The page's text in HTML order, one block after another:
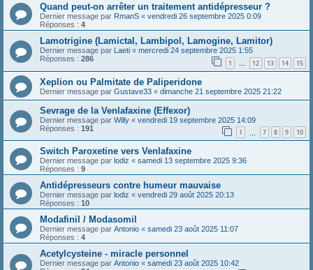
Quand peut-on arrêter un traitement antidépresseur ?
Dernier message par RmanS « vendredi 26 septembre 2025 0:09
Réponses : 4
Lamotrigine (Lamictal, Lambipol, Lamogine, Lamitor)
Dernier message par Laeti « mercredi 24 septembre 2025 1:55
Réponses : 286 1 … 12 13 14 15
Xeplion ou Palmitate de Paliperidone
Dernier message par Gustave33 « dimanche 21 septembre 2025 21:22
Sevrage de la Venlafaxine (Effexor)
Dernier message par Willy « vendredi 19 septembre 2025 14:09
Réponses : 191 1 7 8 9 10
Switch Paroxetine vers Venlafaxine
Dernier message par lodiz « samedi 13 septembre 2025 9:36
Réponses : 9
Antidépresseurs contre humeur mauvaise
Dernier message par lodiz « vendredi 29 août 2025 20:13
Réponses : 10
Modafinil / Modasomil
Dernier message par Antonio « samedi 23 août 2025 11:07
Réponses : 4
Acetylcysteine - miracle personnel
Dernier message par Antonio « samedi 23 août 2025 10:42